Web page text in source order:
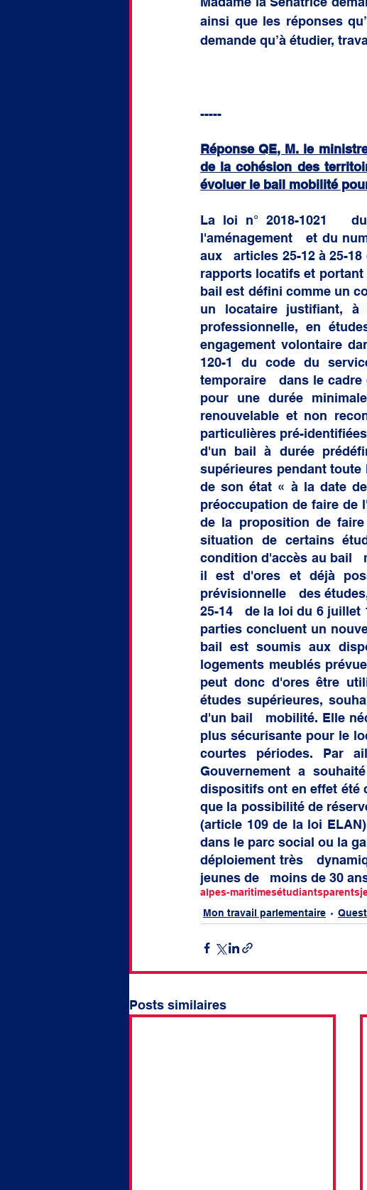
ainsi que les réponses
demande qu’à étudier,
-----
Réponse QE, M. le
de la cohésion des
évoluer le bail mobilité
La loi n° 2018-1021
l'aménagement   et du
aux   articles 25-12 à 25-
rapports locatifs et portant
bail est défini comme un
un locataire justifiant,
professionnelle, en
engagement volontaire
120-1 du code du
temporaire   dans le
pour une durée
renouvelable et non
particulières pré-
d'un bail à durée
supérieures pendant
de son état « à la date
préoccupation de faire de
de la proposition de
situation de certains
condition d'accès au bail
il est d'ores et déjà
prévisionnelle   des
25-14   de la loi du 6 juillet
parties concluent un
bail est soumis aux
logements meublés
peut donc d'ores être
études supérieures,
d'un bail   mobilité. Elle
plus sécurisante pour le
courtes périodes. Par
Gouvernement a
dispositifs ont en effet été
que la possibilité de
(article 109 de la loi
dans le parc social ou la
déploiement très
jeunes de   moins de 30
alpes-maritimesétudiantsparents
Mon travail parlementaire
Posts similaires